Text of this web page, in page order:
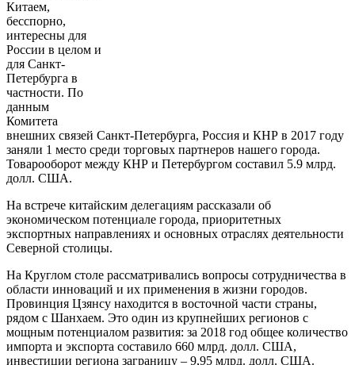
Китаем,
бесспорно,
интересны для
России в целом и
для Санкт-
Петербурга в
частности. По
данным
Комитета
внешних связей Санкт-Петербурга, Россия и КНР в 2017 году
заняли 1 место среди торговых партнеров нашего города.
Товарооборот между КНР и Петербургом составил 5.9 млрд.
долл. США.
На встрече китайским делегациям рассказали об
экономическом потенциале города, приоритетных
экспортных направлениях и основных отраслях деятельности
Северной столицы.
На Круглом столе рассматривались вопросы сотрудничества в
области инноваций и их применения в жизни городов.
Провинция Цзянсу находится в восточной части страны,
рядом с Шанхаем. Это один из крупнейших регионов с
мощным потенциалом развития: за 2018 год общее количество
импорта и экспорта составило 660 млрд. долл. США,
инвестиции региона заграницу – 9,95 млрд. долл. США.